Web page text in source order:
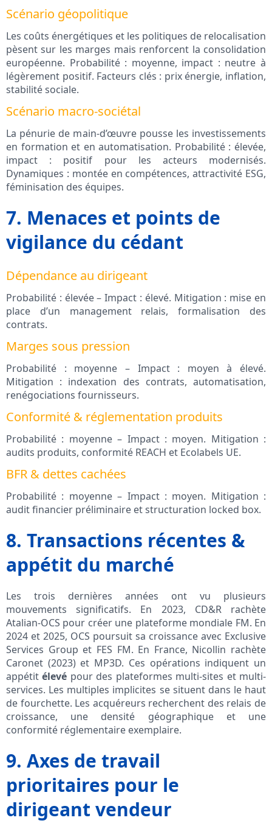
Scénario géopolitique
Les coûts énergétiques et les politiques de relocalisation
pèsent sur les marges mais renforcent la consolidation
européenne. Probabilité : moyenne, impact : neutre à
légèrement positif. Facteurs clés : prix énergie, inflation,
stabilité sociale.
Scénario macro-sociétal
La pénurie de main-d’œuvre pousse les investissements
en formation et en automatisation. Probabilité : élevée,
impact : positif pour les acteurs modernisés.
Dynamiques : montée en compétences, attractivité ESG,
féminisation des équipes.
7. Menaces et points de
vigilance du cédant
Dépendance au dirigeant
Probabilité : élevée – Impact : élevé. Mitigation : mise en
place d’un management relais, formalisation des
contrats.
Marges sous pression
Probabilité : moyenne – Impact : moyen à élevé.
Mitigation : indexation des contrats, automatisation,
renégociations fournisseurs.
Conformité & réglementation produits
Probabilité : moyenne – Impact : moyen. Mitigation :
audits produits, conformité REACH et Ecolabels UE.
BFR & dettes cachées
Probabilité : moyenne – Impact : moyen. Mitigation :
audit financier préliminaire et structuration locked box.
8. Transactions récentes &
appétit du marché
Les trois dernières années ont vu plusieurs
mouvements significatifs. En 2023, CD&R rachète
Atalian-OCS pour créer une plateforme mondiale FM. En
2024 et 2025, OCS poursuit sa croissance avec Exclusive
Services Group et FES FM. En France, Nicollin rachète
Caronet (2023) et MP3D. Ces opérations indiquent un
appétitélevé pour des plateformes multi-sites et multi-
services. Les multiples implicites se situent dans le haut
de fourchette. Les acquéreurs recherchent des relais de
croissance, une densité géographique et une
conformité réglementaire exemplaire.
9. Axes de travail
prioritaires pour le
dirigeant vendeur